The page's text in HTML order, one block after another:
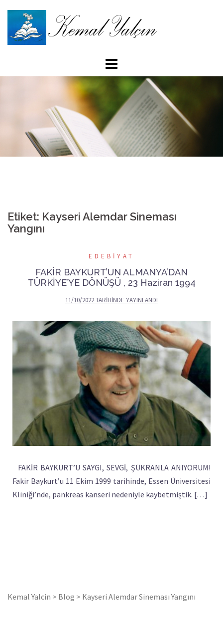
Etiket: Kayseri Alemdar Sineması
Yangını
EDEBIYAT
FAKİR BAYKURT’UN ALMANYA’DAN
TÜRKİYE’YE DÖNÜŞÜ , 23 Haziran 1994
11/10/2022TARIHINDE YAYINLANDI
FAKİR BAYKURT’U SAYGI, SEVGİ, ŞÜKRANLA ANIYORUM!
Fakir Baykurt’u 11 Ekim 1999 tarihinde, Essen Üniversitesi
Kliniği’nde, pankreas kanseri nedeniyle kaybetmiştik. […]
Kemal Yalcin > Blog > Kayseri Alemdar Sineması Yangını